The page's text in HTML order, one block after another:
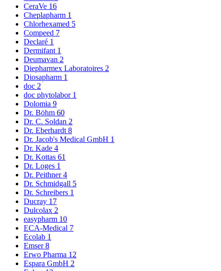
CeraVe 16
Cheplapharm 1
Chlorhexamed 5
Compeed 7
Declaré 1
Dermifant 1
Deumavan 2
Diepharmex Laboratoires 2
Diosapharm 1
doc 2
doc phytolabor 1
Dolomia 9
Dr. Böhm 60
Dr. C. Soldan 2
Dr. Eberhardt8
Dr. Jacob's Medical GmbH 1
Dr. Kade 4
Dr. Kottas 61
Dr. Loges 1
Dr. Peithner4
Dr. Schmidgall 5
Dr. Schreibers 1
Ducray 17
Dulcolax 2
easypharm 10
ECA-Medical 7
Ecolab 1
Emser8
Erwo Pharma 12
Espara GmbH 2